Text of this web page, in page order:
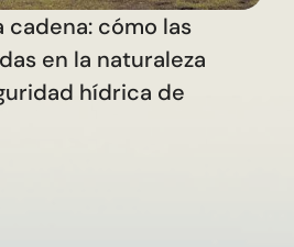
cadena: cómo las
en la naturaleza
hídrica de